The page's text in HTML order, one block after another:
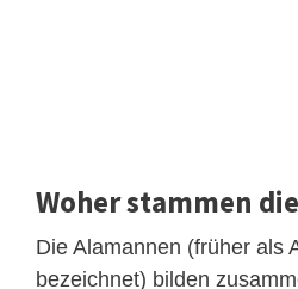
Woher stammen
Die Alamannen (früher als
bezeichnet) bilden